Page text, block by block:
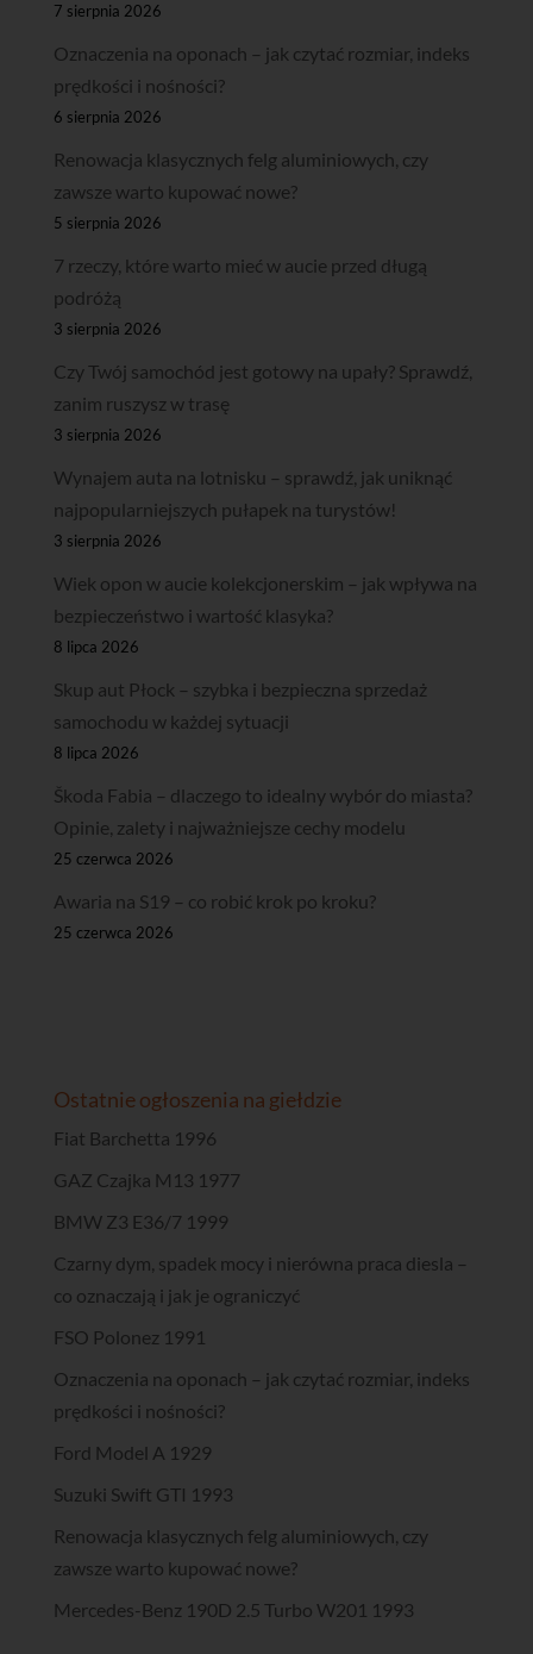
7 sierpnia 2026
Oznaczenia na oponach – jak czytać rozmiar, indeks
prędkości i nośności?
6 sierpnia 2026
Renowacja klasycznych felg aluminiowych, czy
zawsze warto kupować nowe?
5 sierpnia 2026
7 rzeczy, które warto mieć w aucie przed długą
podróżą
3 sierpnia 2026
Czy Twój samochód jest gotowy na upały? Sprawdź,
zanim ruszysz w trasę
3 sierpnia 2026
Wynajem auta na lotnisku – sprawdź, jak uniknąć
najpopularniejszych pułapek na turystów!
3 sierpnia 2026
Wiek opon w aucie kolekcjonerskim – jak wpływa na
bezpieczeństwo i wartość klasyka?
8 lipca 2026
Skup aut Płock – szybka i bezpieczna sprzedaż
samochodu w każdej sytuacji
8 lipca 2026
Škoda Fabia – dlaczego to idealny wybór do miasta?
Opinie, zalety i najważniejsze cechy modelu
25 czerwca 2026
Awaria na S19 – co robić krok po kroku?
25 czerwca 2026
Ostatnie ogłoszenia na giełdzie
Fiat Barchetta 1996
GAZ Czajka M13 1977
BMW Z3 E36/7 1999
Czarny dym, spadek mocy i nierówna praca diesla –
co oznaczają i jak je ograniczyć
FSO Polonez 1991
Oznaczenia na oponach – jak czytać rozmiar, indeks
prędkości i nośności?
Ford Model A 1929
Suzuki Swift GTI 1993
Renowacja klasycznych felg aluminiowych, czy
zawsze warto kupować nowe?
Mercedes-Benz 190D 2.5 Turbo W201 1993